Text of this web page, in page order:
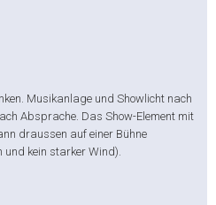
Musikanlage und Showlicht nach
Absprache. Das Show-Element mit
draussen auf einer Bühne
und kein starker Wind).